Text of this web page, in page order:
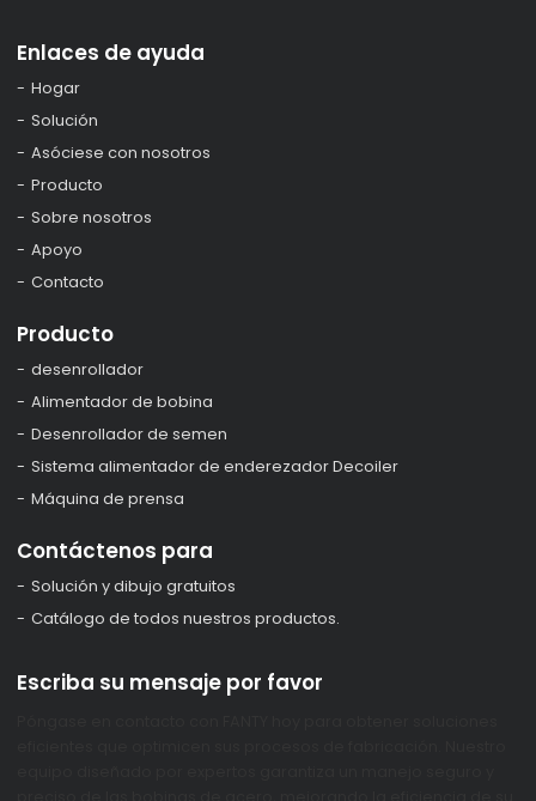
Enlaces de ayuda
Hogar
Solución
Asóciese con nosotros
Producto
Sobre nosotros
Apoyo
Contacto
Producto
desenrollador
Alimentador de bobina
Desenrollador de semen
Sistema alimentador de enderezador Decoiler
Máquina de prensa
Contáctenos para
Solución y dibujo gratuitos
Catálogo de todos nuestros productos.
Escriba su mensaje por favor